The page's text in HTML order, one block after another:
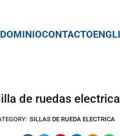
Silla de ruedas electrica
SILLAS DE RUEDA ELECTRICA